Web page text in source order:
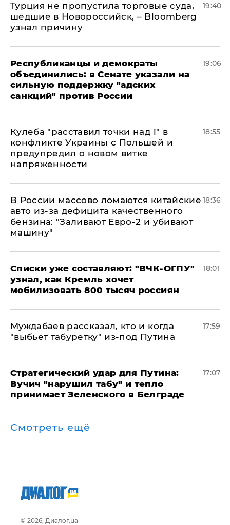
Турция не пропустила торговые суда,
шедшие в Новороссийск, – Bloomberg
узнал причину
19:40
Республиканцы и демократы
объединились: в Сенате указали на
сильную поддержку "адских
санкций" против России
19:06
Кулеба "расставил точки над і" в
конфликте Украины с Польшей и
предупредил о новом витке
напряженности
18:55
В России массово ломаются китайские
авто из-за дефицита качественного
бензина: "Заливают Евро-2 и убивают
машину"
18:36
Списки уже составляют: "ВЧК-ОГПУ"
узнал, как Кремль хочет
мобилизовать 800 тысяч россиян
18:01
Муждабаев рассказал, кто и когда
"выбьет табуретку" из-под Путина
17:59
Стратегический удар для Путина:
Вучич "нарушил табу" и тепло
принимает Зеленского в Белграде
17:07
Смотреть ещё
© 2026, Диалог.ua